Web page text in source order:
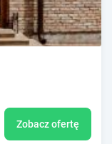
Zobacz ofertę